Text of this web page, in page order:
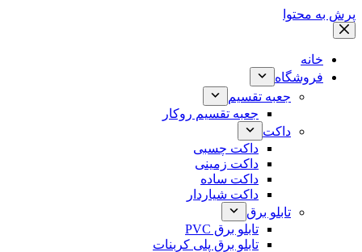
پرش به محتوا
خانه
فروشگاه
جعبه تقسیم
جعبه تقسیم روکار
داکت
داکت چسبی
داکت زمینی
داکت ساده
داکت شیاردار
تابلو برق
تابلو برق PVC
تابلو برق پلی کربنات